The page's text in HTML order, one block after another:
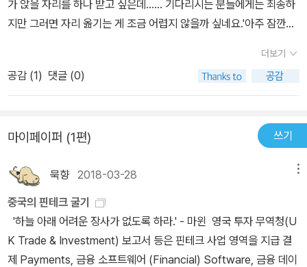
가 앉을 자리를 하나 받고 싶은데…… 기다리시는 분들에게는 죄송하
지만 그러면 자리 옮기는 게 조금 어렵지 않을까 싶네요.'아주 잠깐
지요. 그럼 오늘 같이 오신 따님을위해 의자도 아동 의자로 바꿔서 드
리겠습니다.'너무 고마웠다. 마치 아이가 진짜로 와서 함께 옆에 앉
아 있는 듯했다. 아내도 옆에 놓인 아동 의자를 물끄러미 바라보면
다.'아……. 저희는 2인분을 예약했는데요. 이건 저희가주문한 게 아닌
트를 가져왔다.'이건 오늘 같이 오신 따님을 위해서 저희가 준비한 서
비스입니다.'
더보기
공감 (1) 댓글 (0)
마이페이퍼 (1편) 쓰기
묵향2018-03-28
중국의 핀테크 굴기
'하늘 아래 어려운 장사가 없도록 하라.' - 마윈 영국 투자 무역청(U
K Trade & Investment) 보고서 등은 핀테크 사업 영역을 지급 결
제 Payments, 금융 소프트웨어 (Financial) Software, 금융 데이